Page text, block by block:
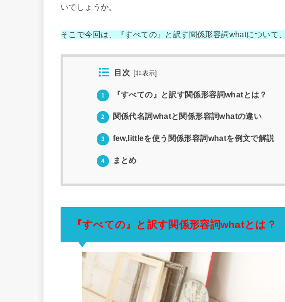
いでしょうか。
そこで今回は、『すべての』と訳す関係形容詞whatについて
目次 [非表示
1 『すべての』と訳す関係形容詞whatとは？
2 関係代名詞whatと関係形容詞whatの違い
3 few,littleを使う関係形容詞whatを例文で解説
4 まとめ
『すべての』と訳す関係形容詞whatとは？